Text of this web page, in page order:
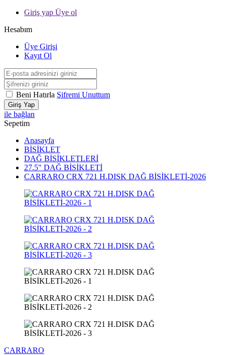
Giriş yap Üye ol
Hesabım
Üye Girişi
Kayıt Ol
Beni Hatırla Şifremi Unuttum
Giriş Yap
ile bağlan
Sepetim
Anasayfa
BİSİKLET
DAĞ BİSİKLETLERİ
27.5" DAĞ BİSİKLETİ
CARRARO CRX 721 H.DISK DAĞ BİSİKLETİ-2026
CARRARO